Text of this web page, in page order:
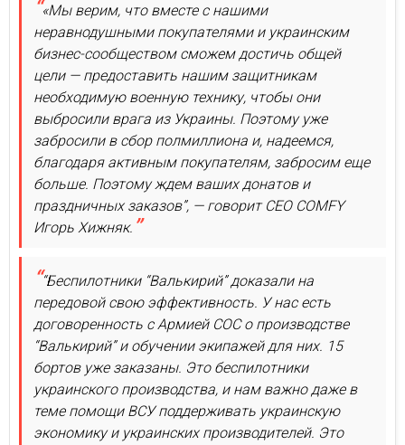
«Мы верим, что вместе с нашими
неравнодушными покупателями и украинским
бизнес-сообществом сможем достичь общей
цели — предоставить нашим защитникам
необходимую военную технику, чтобы они
выбросили врага из Украины. Поэтому уже
забросили в сбор полмиллиона и, надеемся,
благодаря активным покупателям, забросим еще
больше. Поэтому ждем ваших донатов и
праздничных заказов”, — говорит СЕО COMFY
Игорь Хижняк.
“Беспилотники “Валькирий” доказали на
передовой свою эффективность. У нас есть
договоренность с Армией СОС о производстве
“Валькирий” и обучении экипажей для них. 15
бортов уже заказаны. Это беспилотники
украинского производства, и нам важно даже в
теме помощи ВСУ поддерживать украинскую
экономику и украинских производителей. Это